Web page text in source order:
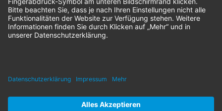
* Alle Preise zzgl. gesetzlicher Mehrwertsteuer